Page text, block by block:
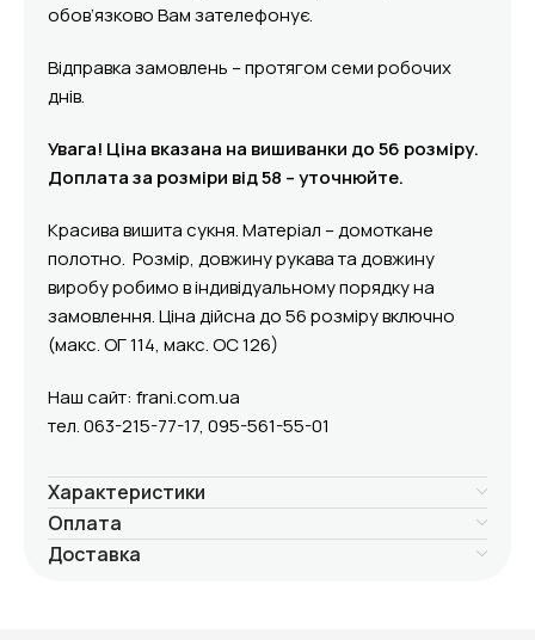
обов’язково Вам зателефонує.
Відправка замовлень – протягом семи робочих
днів.
Увага! Ціна вказана на вишиванки до 56 розміру.
Доплата за розміри від 58 – уточнюйте.
Красива вишита сукня. Матеріал – домоткане
полотно. Розмір, довжину рукава та довжину
виробу робимо в індивідуальному порядку на
замовлення. Ціна дійсна до 56 розміру включно
(макс. ОГ 114, макс. ОС 126)
Наш сайт: frani.com.ua
тел. 063-215-77-17, 095-561-55-01
Характеристики
Оплата
Доставка